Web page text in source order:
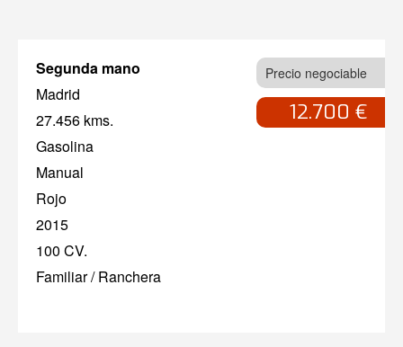
Segunda mano
Madrid
27.456 kms.
Gasolina
Manual
Rojo
2015
100 CV.
Familiar / Ranchera
Precio negociable
12.700 €